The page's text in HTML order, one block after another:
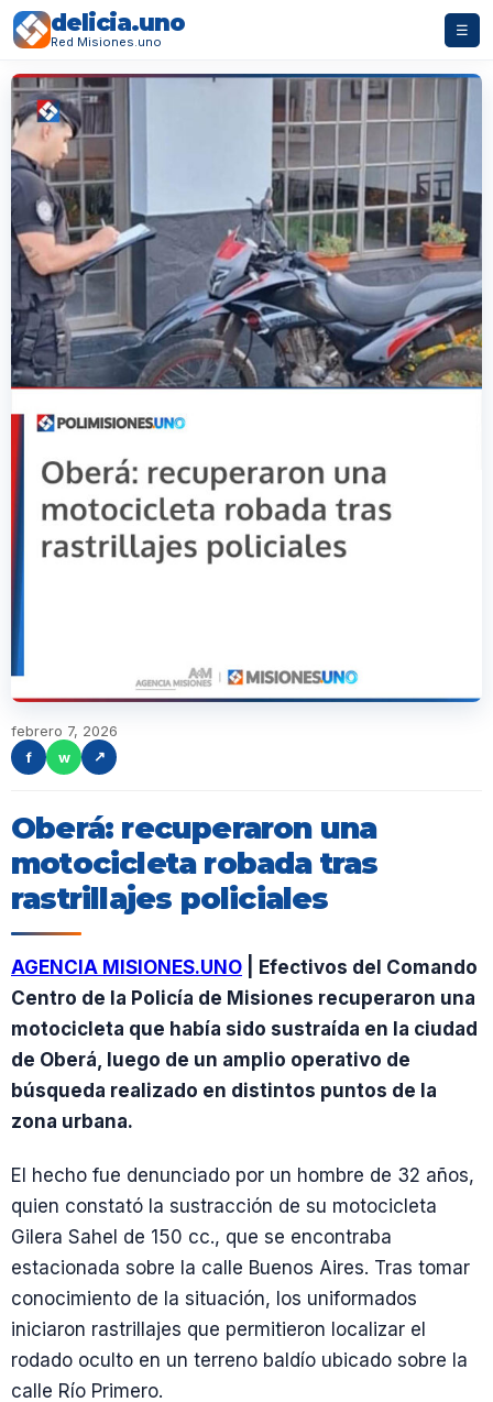
delicia.uno
Red Misiones.uno
☰
febrero 7, 2026
f
w ↗
Oberá: recuperaron una
motocicleta robada tras
rastrillajes policiales
AGENCIA MISIONES.UNO | Efectivos del Comando
Centro de la Policía de Misiones recuperaron una
motocicleta que había sido sustraída en la ciudad
de Oberá, luego de un amplio operativo de
búsqueda realizado en distintos puntos de la
zona urbana.
El hecho fue denunciado por un hombre de 32 años,
quien constató la sustracción de su motocicleta
Gilera Sahel de 150 cc., que se encontraba
estacionada sobre la calle Buenos Aires. Tras tomar
conocimiento de la situación, los uniformados
iniciaron rastrillajes que permitieron localizar el
rodado oculto en un terreno baldío ubicado sobre la
calle Río Primero.